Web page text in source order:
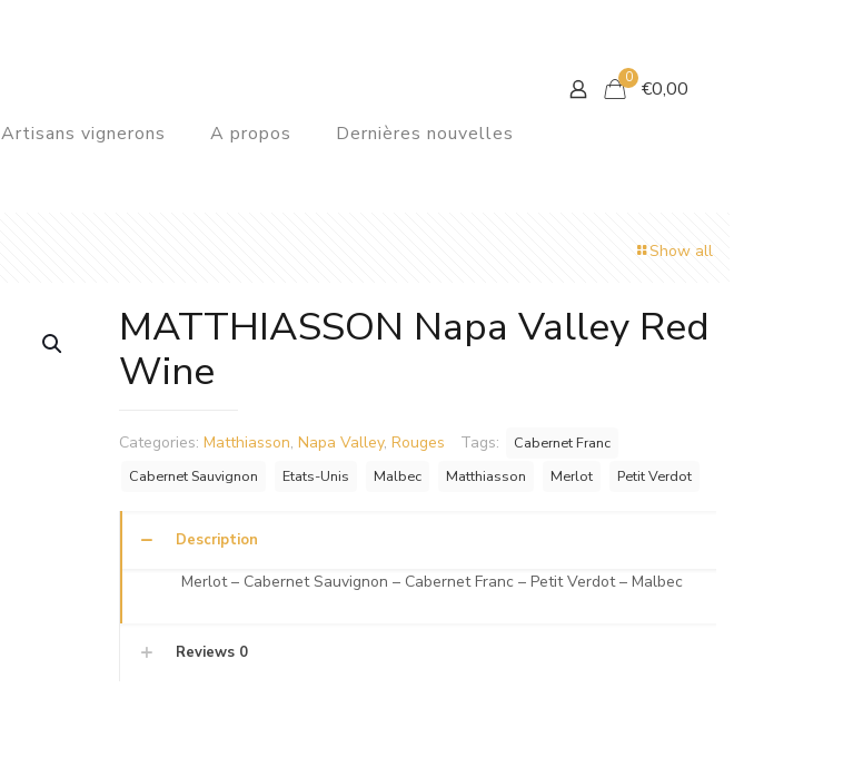
Artisans vignerons A propos Dernières nouvelles
0 €0,00
Show all
MATTHIASSON Napa Valley Red
Wine
Categories: Matthiasson, Napa Valley, Rouges Tags:
Cabernet Franc
Cabernet Sauvignon
Etats-Unis Malbec Matthiasson Merlot Petit Verdot
Description
Merlot – Cabernet Sauvignon – Cabernet Franc – Petit Verdot – Malbec
Reviews 0